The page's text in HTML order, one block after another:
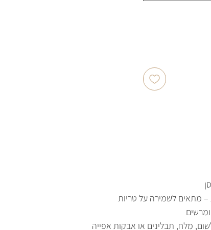
– מתאים לשמירה על טריות
ומרשים
מלח, תבלינים או אבקות אפייה